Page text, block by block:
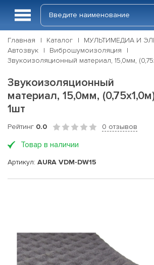
Главная Каталог
МУЛЬТИМЕДИА И
Автозвук
Виброшумоизоляция
Звукоизоляционный материал, 15,0мм,
Звукоизоляционный
материал, 15,0мм,
1шт
Рейтинг 0.0 0 отзывов
Товар в наличии
Артикул: AURA VDM-DW15